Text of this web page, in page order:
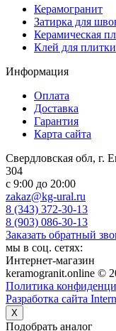
Керамогранит
Затирка для
Керамическая
Клей для плитки
Информация
Оплата
Доставка
Гарантия
Карта сайта
Свердловская обл, г.
304
c 9:00 до 20:00
zakaz@kg-ural.ru
8 (343) 372-30-13
8 (903) 086-30-13
Заказать обратный
мы в соц. сетях:
Интернет-магазин
keramogranit.online ©
Политика
Разработка сайта
X
Подобрать аналог